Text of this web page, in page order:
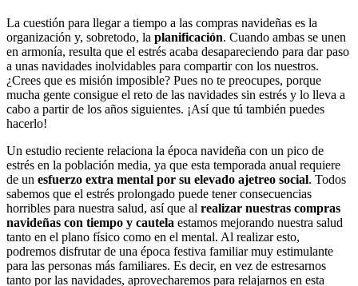
La cuestión para llegar a tiempo a las compras navideñas es la
organización y, sobretodo, la planificación. Cuando ambas se unen
en armonía, resulta que el estrés acaba desapareciendo para dar paso
a unas navidades inolvidables para compartir con los nuestros.
¿Crees que es misión imposible? Pues no te preocupes, porque
mucha gente consigue el reto de las navidades sin estrés y lo lleva a
cabo a partir de los años siguientes. ¡Así que tú también puedes
hacerlo!
Un estudio reciente relaciona la época navideña con un pico de
estrés en la población media, ya que esta temporada anual requiere
de un esfuerzo extra mental por su elevado ajetreo social. Todos
sabemos que el estrés prolongado puede tener consecuencias
horribles para nuestra salud, así que al realizar nuestras compras
navideñas con tiempo y cautela estamos mejorando nuestra salud
tanto en el plano físico como en el mental. Al realizar esto,
podremos disfrutar de una época festiva familiar muy estimulante
para las personas más familiares. Es decir, en vez de estresarnos
tanto por las navidades, aprovecharemos para relajarnos en esta